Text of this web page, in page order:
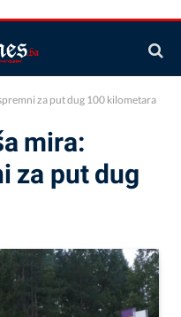
za put dug 100 kilometara
mira:
za put dug